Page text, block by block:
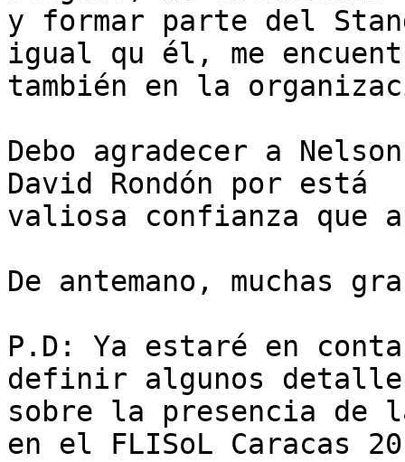
y formar parte del
igual qu él, me
también en la
Debo agradecer a
David Rondón por está
valiosa confianza que
De antemano, muchas
P.D: Ya estaré en
definir algunos
sobre la presencia de
en el FLISoL Caracas